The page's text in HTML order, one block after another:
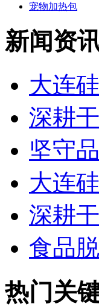
宠物加热包
新闻资
大连
深耕
坚守
大连
深耕
食品
热门关